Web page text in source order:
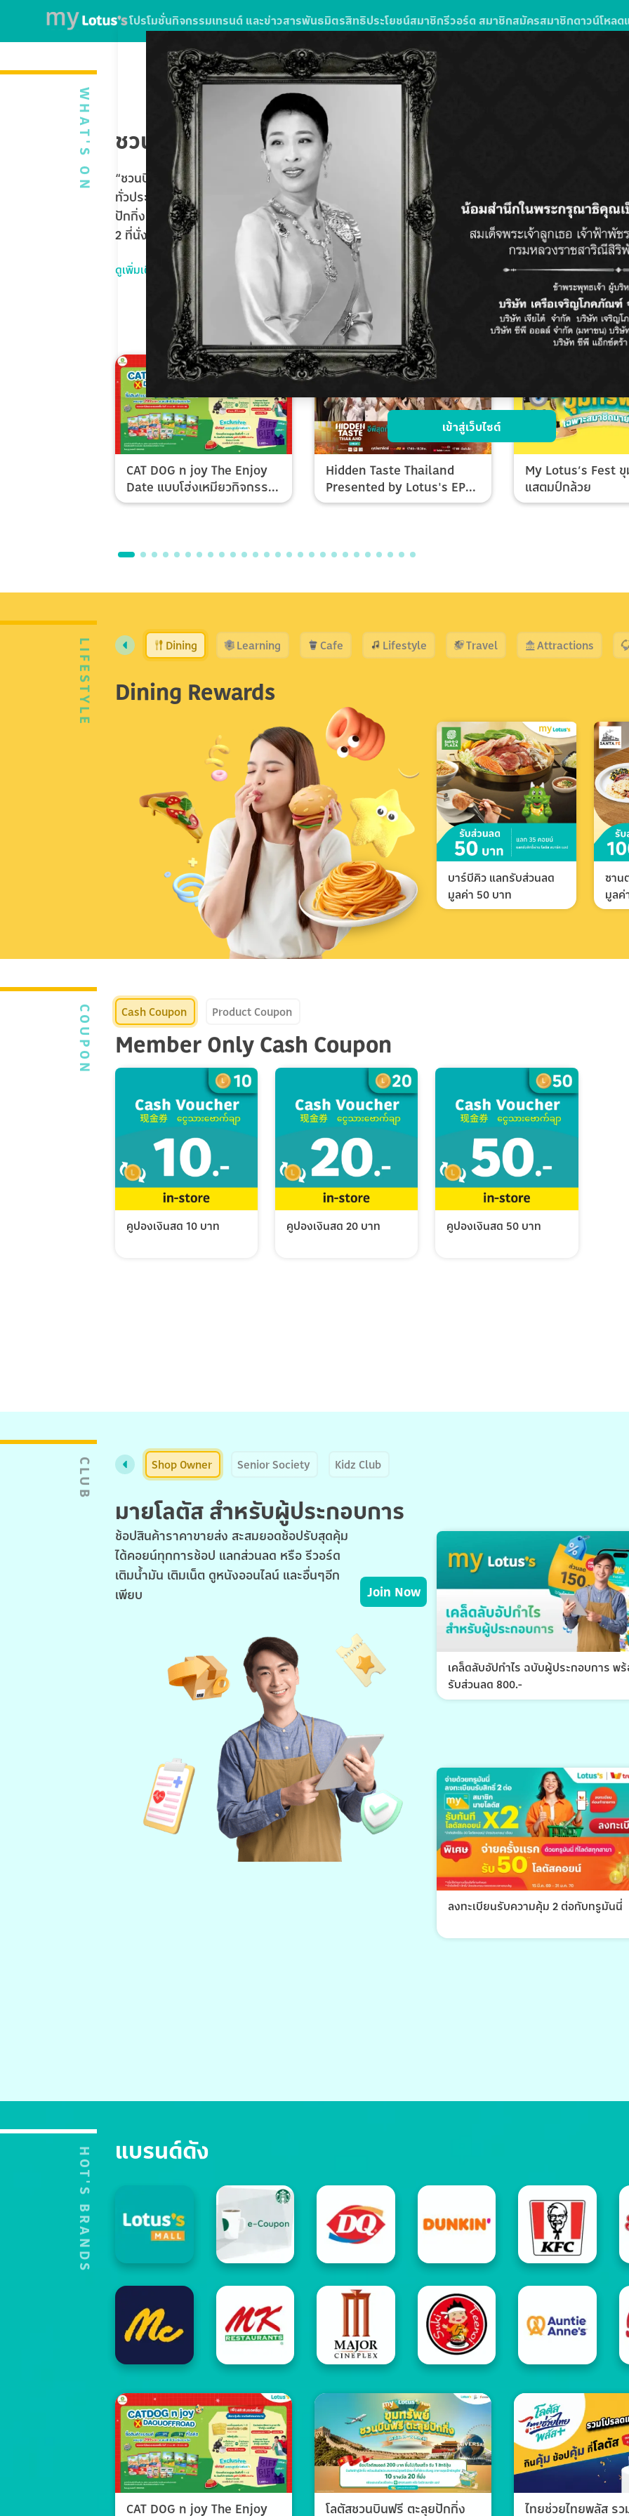
เข้าสู่เว็บไซต์
โปรโมชั่นกิจกรรมเทรนด์ และข่าวสารพันธมิตรสิทธิประโยชน์สมาชิกรีวอร์ด สมาชิกสมัครสมาชิกดาวน์โหลด
WHAT'S ON ชวนบินฟรี ตะลุยปักกิ่ง
“ชวนบินฟรี ตะลุยปักกิ่ง” ใบเสร็จจากการซื้อสินค้าหรือบริการในโลตัสส์มอลล์
ทั่วประเทศ หรือใช้บริการ SPARK EV ที่โลตัส โกเฟรช ลุ้นรับแพ็กเกจทัวร์
ปักกิ่ง Universal Studios Beijing 5 วัน 3 คืน จำนวน 10 รางวัล รางวัลละ
2 ที่นั่ง รวมมูลค่ากว่า 1,020,000 บาท
ดูเพิ่มเติม
CAT DOG n joy The Enjoy
Date แบบโฮ่งเหมียวกิจกรรม
Top Spender & Lucky Fan
Hidden Taste Thailand
Presented by Lotus's EP
Final
My Lotus’s Fest
แสตมป์กล้วย
LIFESTYLE Dining Learning Cafe Lifestyle Travel Attractions
Dining Rewards
บาร์บีคิว แลกรับส่วนลด
มูลค่า 50 บาท
ซาน
มูลค่
COUPON Cash Coupon Product Coupon
Member Only Cash Coupon
คูปองเงินสด 10 บาท คูปองเงินสด 20 บาท คูปองเงินสด 50 บาท
CLUB Shop Owner Senior Society Kidz Club
มายโลตัส สำหรับผู้ประกอบการ
ช้อปสินค้าราคาขายส่ง สะสมยอดช้อปรับสุดคุ้ม
ได้คอยน์ทุกการช้อป แลกส่วนลด หรือ รีวอร์ด
เติมน้ำมัน เติมเน็ต ดูหนังออนไลน์ และอื่นๆอีก
เพียบ
Join Now
เคล็ดลับอัปกำไร ฉบับผู้ประกอบการ พ
รับส่วนลด 800.-
ลงทะเบียนรับความคุ้ม 2 ต่อกับทรูมันนี่
HOT'S BRANDS แบรนด์ดัง
CAT DOG n joy The Enjoy
โลตัสชวนบินฟรี ตะลุยปักกิ่ง
ไทยช่วยไทยพลัส รว